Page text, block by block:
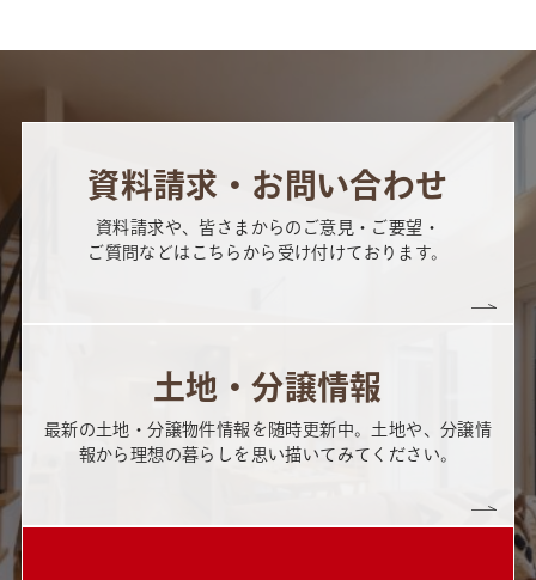
資料請求・お問い合わせ
資料請求や、皆さまからのご意見・ご要望・
ご質問などはこちらから受け付けております。
土地・分譲情報
最新の土地・分譲物件情報を随時更新中。土地や、分譲情
報から理想の暮らしを思い描いてみてください。